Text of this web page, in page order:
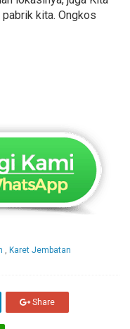
pabrik kita. Ongkos
, Karet Jembatan
Share